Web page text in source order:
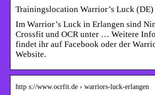
Trainingslocation Warrior’s Luck (DE)
Im Warrior’s Luck in Erlangen sind
Crossfit und OCR unter … Weitere
findet ihr auf Facebook oder der
Website.
http s://www.ocrfit.de › warriors-luck-erlangen